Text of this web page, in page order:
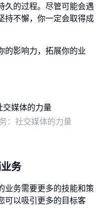
久的过程。尽管可能会遇
持不懈，你一定会取得成
的影响力，拓展你的业
：社交媒体的力量
务
业务需要更多的技能和策
可以吸引更多的目标客